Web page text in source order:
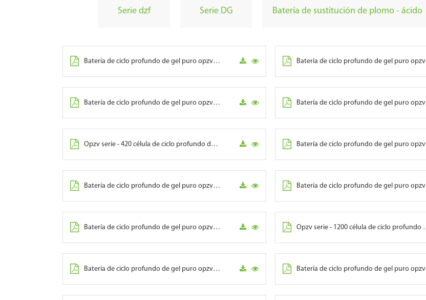
Serie dzf Serie DG Batería de sustitución de plomo - ácido
Batería de ciclo profundo de gel puro opzv serie - 200 Batería de ciclo profundo de gel puro opzv serie - 250
Batería de ciclo profundo de gel puro opzv serie - 300 Batería de ciclo profundo de gel puro opzv serie - 350
Opzv serie - 420 célula de ciclo profundo de gel puro Batería de ciclo profundo de gel puro opzv serie - 500
Batería de ciclo profundo de gel puro opzv serie - 600 Batería de ciclo profundo de gel puro opzv serie - 800
Batería de ciclo profundo de gel puro opzv serie - 1000 Opzv serie - 1200 célula de ciclo profundo de gel puro
Batería de ciclo profundo de gel puro opzv serie - 1500 Batería de ciclo profundo de gel puro opzv - 2000